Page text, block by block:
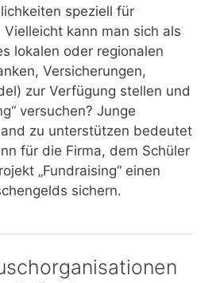
speziell für
kann man sich als
lokalen oder regionalen
Versicherungen,
zur Verfügung stellen und
versuchen? Junge
zu unterstützen bedeutet
für die Firma, dem Schüler
„Fundraising“ einen
sichern.